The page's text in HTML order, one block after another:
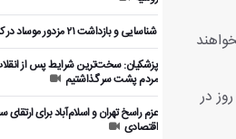
در
️ شناسایی و بازداشت ۲۱ مزدور موساد در کرمان
پزشکیان: سخت‌ترین شرایط پس از انقلاب
مردم پشت سر گذاشتیم
عزم راسخ تهران و اسلام‌آباد برای
اقتصادی